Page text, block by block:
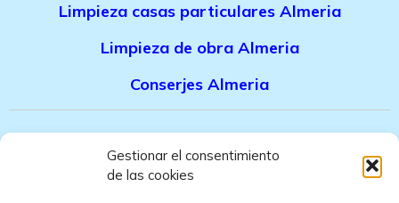
Gestionar el consentimiento
de las cookies
Limpieza casas particulares Almeria
Limpieza de obra Almeria
Conserjes Almeria
Canal denuncias trabajadores